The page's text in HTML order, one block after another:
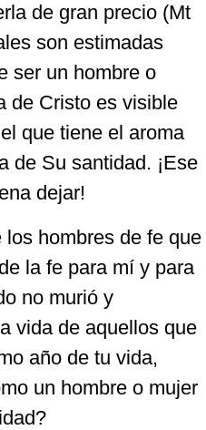
de gran precio (Mt
son estimadas
ser un hombre o
de Cristo es visible
que tiene el aroma
de Su santidad. ¡Ese
dejar!
hombres de fe que
la fe para mí y para
no murió y
vida de aquellos que
año de tu vida,
un hombre o mujer